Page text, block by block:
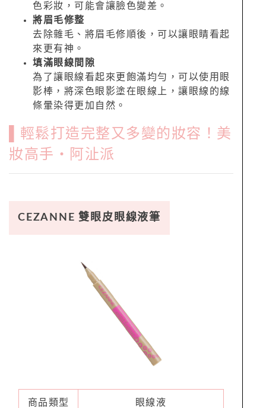
色彩妝，可能會讓臉色變差。
將眉毛修整
去除雜毛、將眉毛修順後，可以讓眼睛看起
來更有神。
填滿眼線間隙
為了讓眼線看起來更飽滿均勻，可以使用眼
影棒，將深色眼影塗在眼線上，讓眼線的線
條暈染得更加自然。
▌輕鬆打造完整又多變的妝容！美
妝高手 ・阿沚派
CEZANNE 雙眼皮眼線液筆
商品類型 眼線液